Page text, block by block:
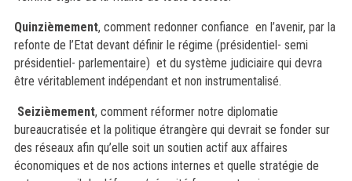
Quinzièmement, comment redonner confiance en l’avenir, par la
refonte de l’Etat devant définir le régime (présidentiel- semi
présidentiel- parlementaire) et du système judiciaire qui devra
être véritablement indépendant et non instrumentalisé.
Seizièmement, comment réformer notre diplomatie
bureaucratisée et la politique étrangère qui devrait se fonder sur
des réseaux afin qu’elle soit un soutien actif aux affaires
économiques et de nos actions internes et quelle stratégie de